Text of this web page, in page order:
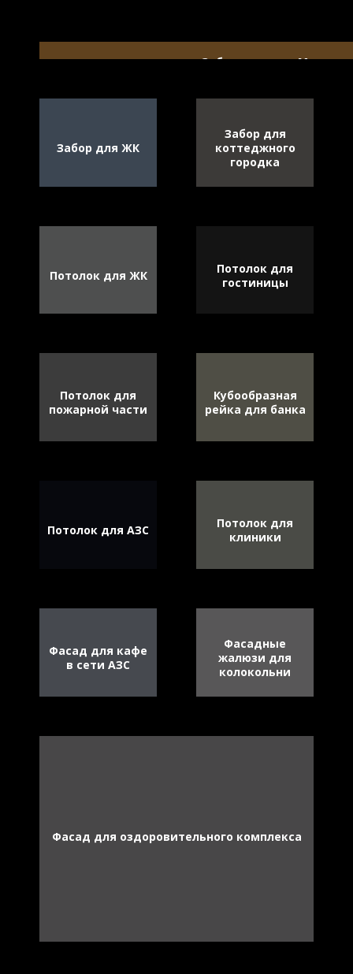
Забор для сети
Забор для ЖК
Забор для
коттеджного
городка
Потолок для ЖК
Потолок для
гостиницы
Потолок для
пожарной части
Кубообразная
рейка для банка
Потолок для АЗС
Потолок для
клиники
Фасад для кафе
в сети АЗС
Фасадные
жалюзи для
колокольни
Фасад для оздоровительного комплекса